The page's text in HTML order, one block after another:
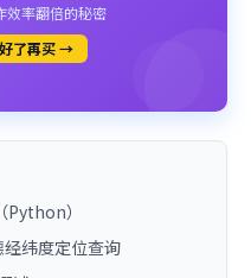
效率翻倍的秘密
了再买 →
）
纬度定位查询